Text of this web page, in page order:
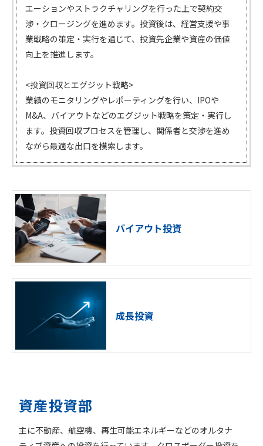
エーションやストラクチャリングを行った上で契約交
渉・クロージングを進めます。投資後は、経営支援や事
業戦略の策定・実行を通じて、投資先企業や資産の価値
向上を推進します。
<投資回収とエグジット戦略>
業績のモニタリングやレポーティングを行い、IPOや
M&A、バイアウトなどのエグジット戦略を策定・実行し
ます。投資回収プロセスを管理し、関係者と交渉を進め
ながら最適な出口を模索します。
バイアウト投資
成長投資
資産投資部
主に不動産、航空機、再生可能エネルギーなどのオルタナ